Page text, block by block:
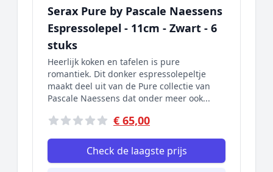
Serax Pure by Pascale Naessens
Espressolepel - 11cm - Zwart - 6
stuks
Heerlijk koken en tafelen is pure
romantiek. Dit donker espressolepeltje
maakt deel uit van de Pure collectie van
Pascale Naessens dat onder meer ook...
€ 65,00
Check de laagste prijs